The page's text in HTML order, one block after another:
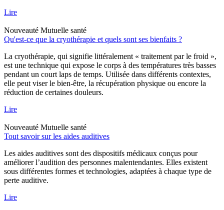
Lire
Nouveauté Mutuelle santé
Qu'est-ce que la cryothérapie et quels sont ses bienfaits ?
La cryothérapie, qui signifie littéralement « traitement par le froid »,
est une technique qui expose le corps à des températures très basses
pendant un court laps de temps. Utilisée dans différents contextes,
elle peut viser le bien-être, la récupération physique ou encore la
réduction de certaines douleurs.
Lire
Nouveauté Mutuelle santé
Tout savoir sur les aides auditives
Les aides auditives sont des dispositifs médicaux conçus pour
améliorer l’audition des personnes malentendantes. Elles existent
sous différentes formes et technologies, adaptées à chaque type de
perte auditive.
Lire